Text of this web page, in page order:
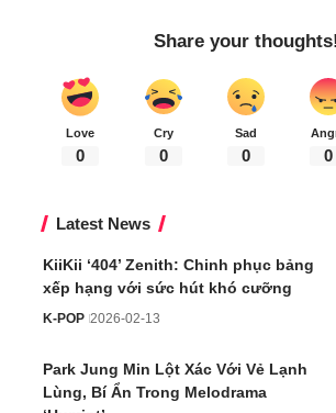
Share your thoughts!
Love
0
Cry
0
Sad
0 0
Latest News
KiiKii ‘404’ Zenith: Chinh phục bảng
xếp hạng với sức hút khó cưỡng
K-POP 2026-02-13
Park Jung Min Lột Xác Với Vẻ Lạnh
Lùng, Bí Ẩn Trong Melodrama